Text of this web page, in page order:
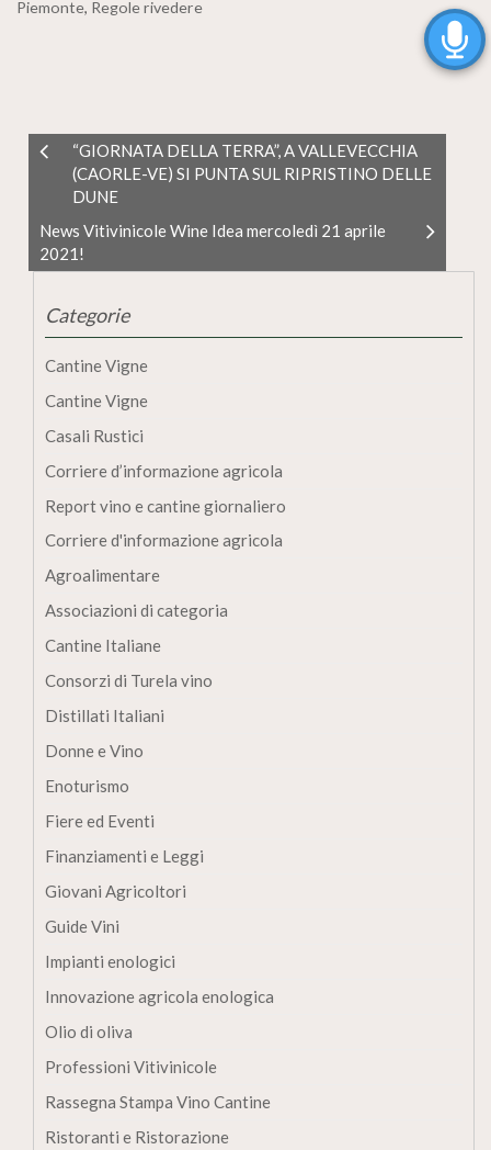
Piemonte, Regole rivedere
“GIORNATA DELLA TERRA”, A VALLEVECCHIA
(CAORLE-VE) SI PUNTA SUL RIPRISTINO DELLE
DUNE
News Vitivinicole Wine Idea mercoledì 21 aprile
2021!
Categorie
Cantine Vigne
Cantine Vigne
Casali Rustici
Corriere d’informazione agricola
Report vino e cantine giornaliero
Corriere d'informazione agricola
Agroalimentare
Associazioni di categoria
Cantine Italiane
Consorzi di Turela vino
Distillati Italiani
Donne e Vino
Enoturismo
Fiere ed Eventi
Finanziamenti e Leggi
Giovani Agricoltori
Guide Vini
Impianti enologici
Innovazione agricola enologica
Olio di oliva
Professioni Vitivinicole
Rassegna Stampa Vino Cantine
Ristoranti e Ristorazione